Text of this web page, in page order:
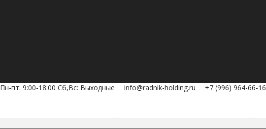
Пн-пт: 9:00-18:00 Сб,Вс: Выходные info@radnik-holding.ru +7 (996) 964-66-16